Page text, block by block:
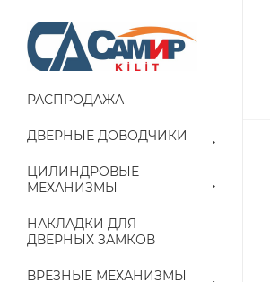
РАСПРОДАЖА
ДВЕРНЫЕ ДОВОДЧИКИ
ЦИЛИНДРОВЫЕ
МЕХАНИЗМЫ
НАКЛАДКИ ДЛЯ
ДВЕРНЫХ ЗАМКОВ
ВРЕЗНЫЕ МЕХАНИЗМЫ